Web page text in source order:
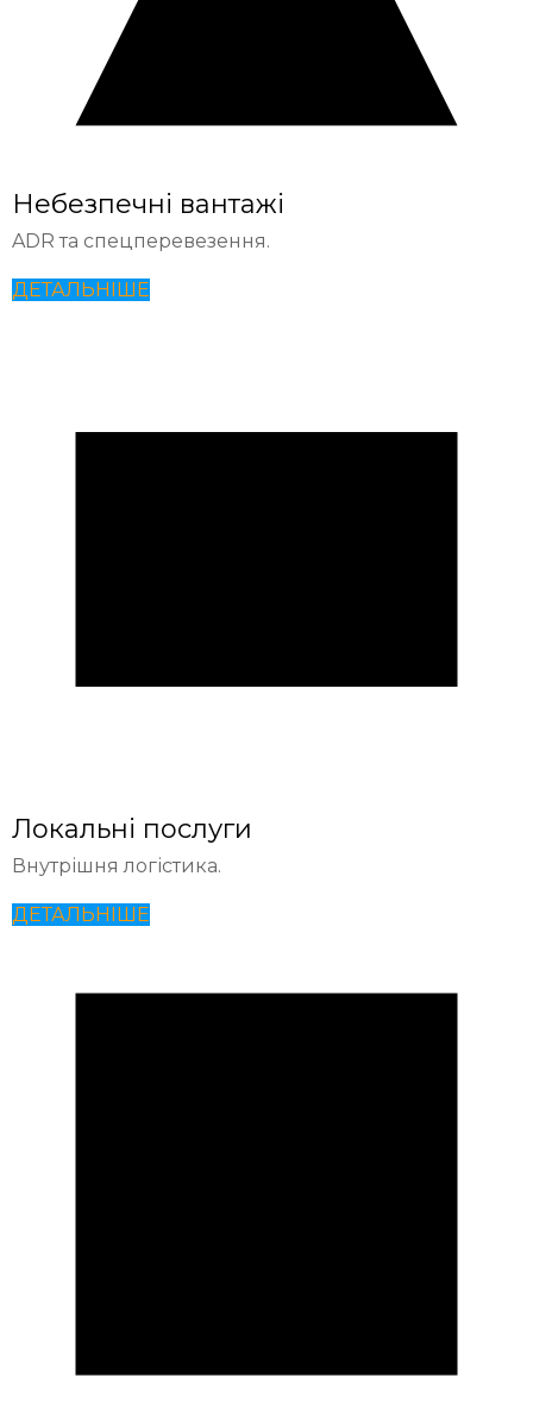
Небезпечні вантажі
ADR та спецперевезення.
ДЕТАЛЬНІШЕ
Локальні послуги
Внутрішня логістика.
ДЕТАЛЬНІШЕ